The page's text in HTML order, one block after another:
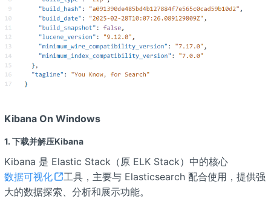
Kibana On Windows
1. 下载并解压Kibana
Kibana 是 Elastic Stack（原 ELK Stack）中的核心
数据可视化
工具，主要与 Elasticsearch 配合使用，提供强
大的数据探索、分析和展示功能。